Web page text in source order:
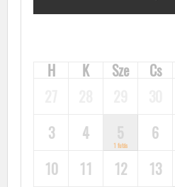
H K Sze Cs
3 4
1 futás
6
10
11 12 13